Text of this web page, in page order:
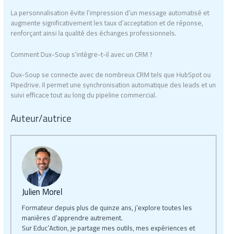
La personnalisation évite l’impression d’un message automatisé et
augmente significativement les taux d’acceptation et de réponse,
renforçant ainsi la qualité des échanges professionnels.
Comment Dux-Soup s’intègre-t-il avec un CRM ?
Dux-Soup se connecte avec de nombreux CRM tels que HubSpot ou
Pipedrive. Il permet une synchronisation automatique des leads et un
suivi efficace tout au long du pipeline commercial.
Auteur/autrice
Julien Morel
Formateur depuis plus de quinze ans, j’explore toutes les
manières d’apprendre autrement.
Sur Educ’Action, je partage mes outils, mes expériences et